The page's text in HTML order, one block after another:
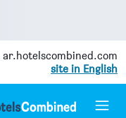
ar.hotelscombined.com
site in English